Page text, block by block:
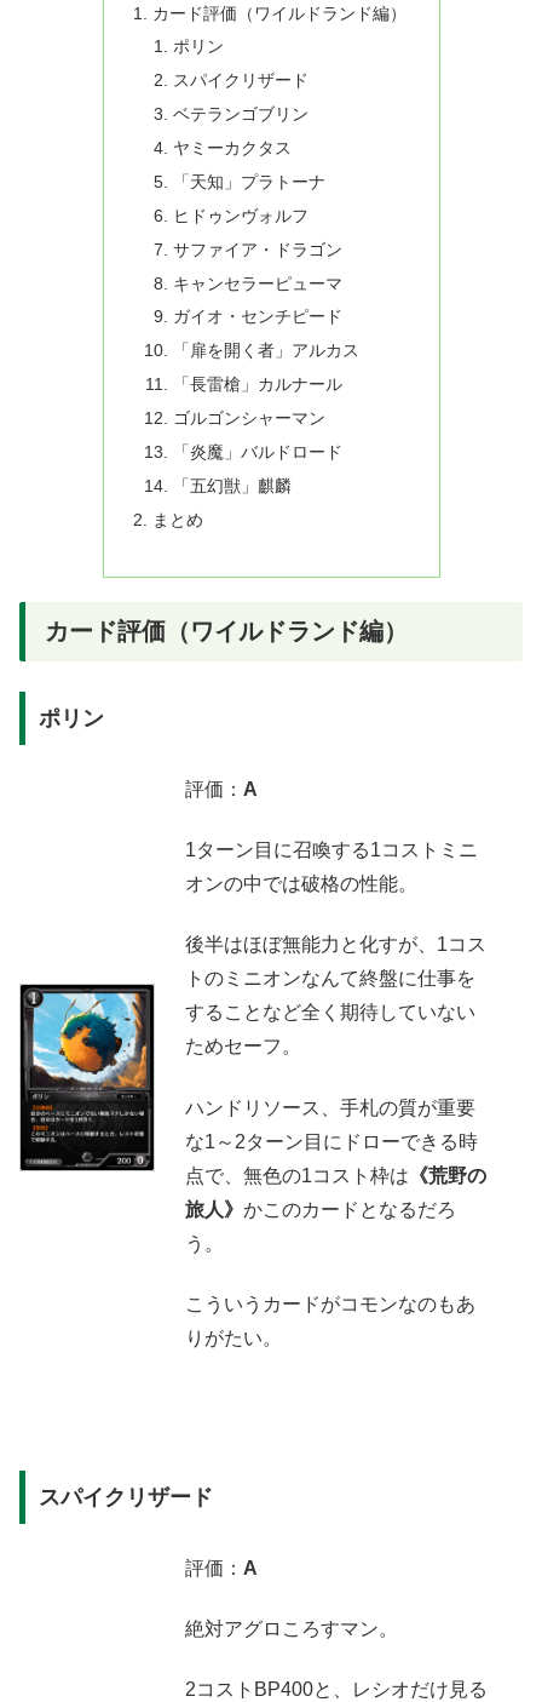
カード評価（ワイルドランド編）
ポリン
スパイクリザード
ベテランゴブリン
ヤミーカクタス
「天知」プラトーナ
ヒドゥンヴォルフ
サファイア・ドラゴン
キャンセラーピューマ
ガイオ・センチピード
「扉を開く者」アルカス
「長雷槍」カルナール
ゴルゴンシャーマン
「炎魔」バルドロード
「五幻獣」麒麟
まとめ
カード評価（ワイルドランド編）
ポリン
評価： A
1ターン目に召喚する1コストミニ
オンの中では破格の性能。
後半はほぼ無能力と化すが、1コス
トのミニオンなんて終盤に仕事を
することなど全く期待していない
ためセーフ。
ハンドリソース、手札の質が重要
な1～2ターン目にドローできる時
点で、無色の1コスト枠は 《荒野の
旅人》 かこのカードとなるだろ
う。
こういうカードがコモンなのもあ
りがたい。
スパイクリザード
評価： A
絶対アグロころすマン。
2コストBP400と、レシオだけ見る